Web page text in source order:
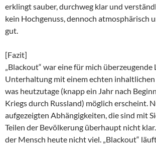
erklingt sauber, durchweg klar und
kein Hochgenuss, dennoch atmosphärisch
gut.
[Fazit]
„Blackout“ war eine für mich überzeugende
Unterhaltung mit einem echten inhaltlichen
was heutzutage (knapp ein Jahr nach
Kriegs durch Russland) möglich erscheint.
aufgezeigten Abhängigkeiten, die sind mit
Teilen der Bevölkerung überhaupt nicht
der Mensch heute nicht viel. „Blackout“